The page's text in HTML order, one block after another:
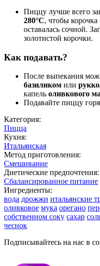
Пиццу лучше всего
280°C, чтобы
оставалась сочной.
золотистой корочки.
Как подавать?
После выпекания
базиликом или
капель оливкового
Подавайте пиццу
Категория:
Пицца
Кухня:
Итальянская
Метод приготовления:
Смешивание
Диетические предпочтения:
Сбалансированное питание
Ингредиенты:
вода дрожжи итальянские
оливковое мука орегано
собственном соку сахар
чеснок
Подписывайтесь на нас в